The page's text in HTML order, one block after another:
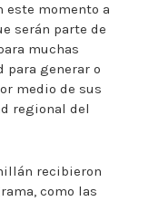
este momento a
serán parte de
muchas
para generar o
medio de sus
regional del
recibieron
como las